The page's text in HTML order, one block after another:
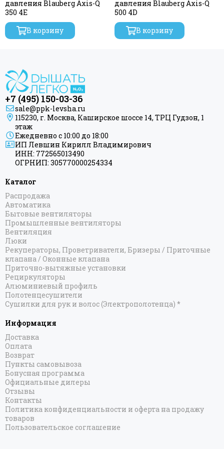
давления Blauberg Axis-Q
350 4Е
В корзину
давления Blauberg Axis-Q
500 4D
В корзину
+7 (495) 150-03-36
sale@ppk-levsha.ru
115230, г. Москва, Каширское шоссе 14, ТРЦ Гудзон, 1
этаж
Ежедневно с 10:00 до 18:00
ИП Левшин Кирилл Владимирович
ИНН: 772565013490
ОГРНИП: 305770000254334
Каталог
Распродажа
Автоматика
Бытовые вентиляторы
Промышленные вентиляторы
Вентиляция
Люки
Рекуператоры, Проветриватели, Бризеры / Приточные
клапана / Оконные клапана
Приточно-вытяжные установки
Рециркуляторы
Алюминиевый профиль
Полотенцесушители
Сушилки для рук и волос (Электрополотенца) *
Информация
Доставка
Оплата
Возврат
Пункты самовывоза
Бонусная программа
Официальные дилеры
Отзывы
Контакты
Политика конфиденциальности и оферта на продажу
товаров
Пользовательское соглашение